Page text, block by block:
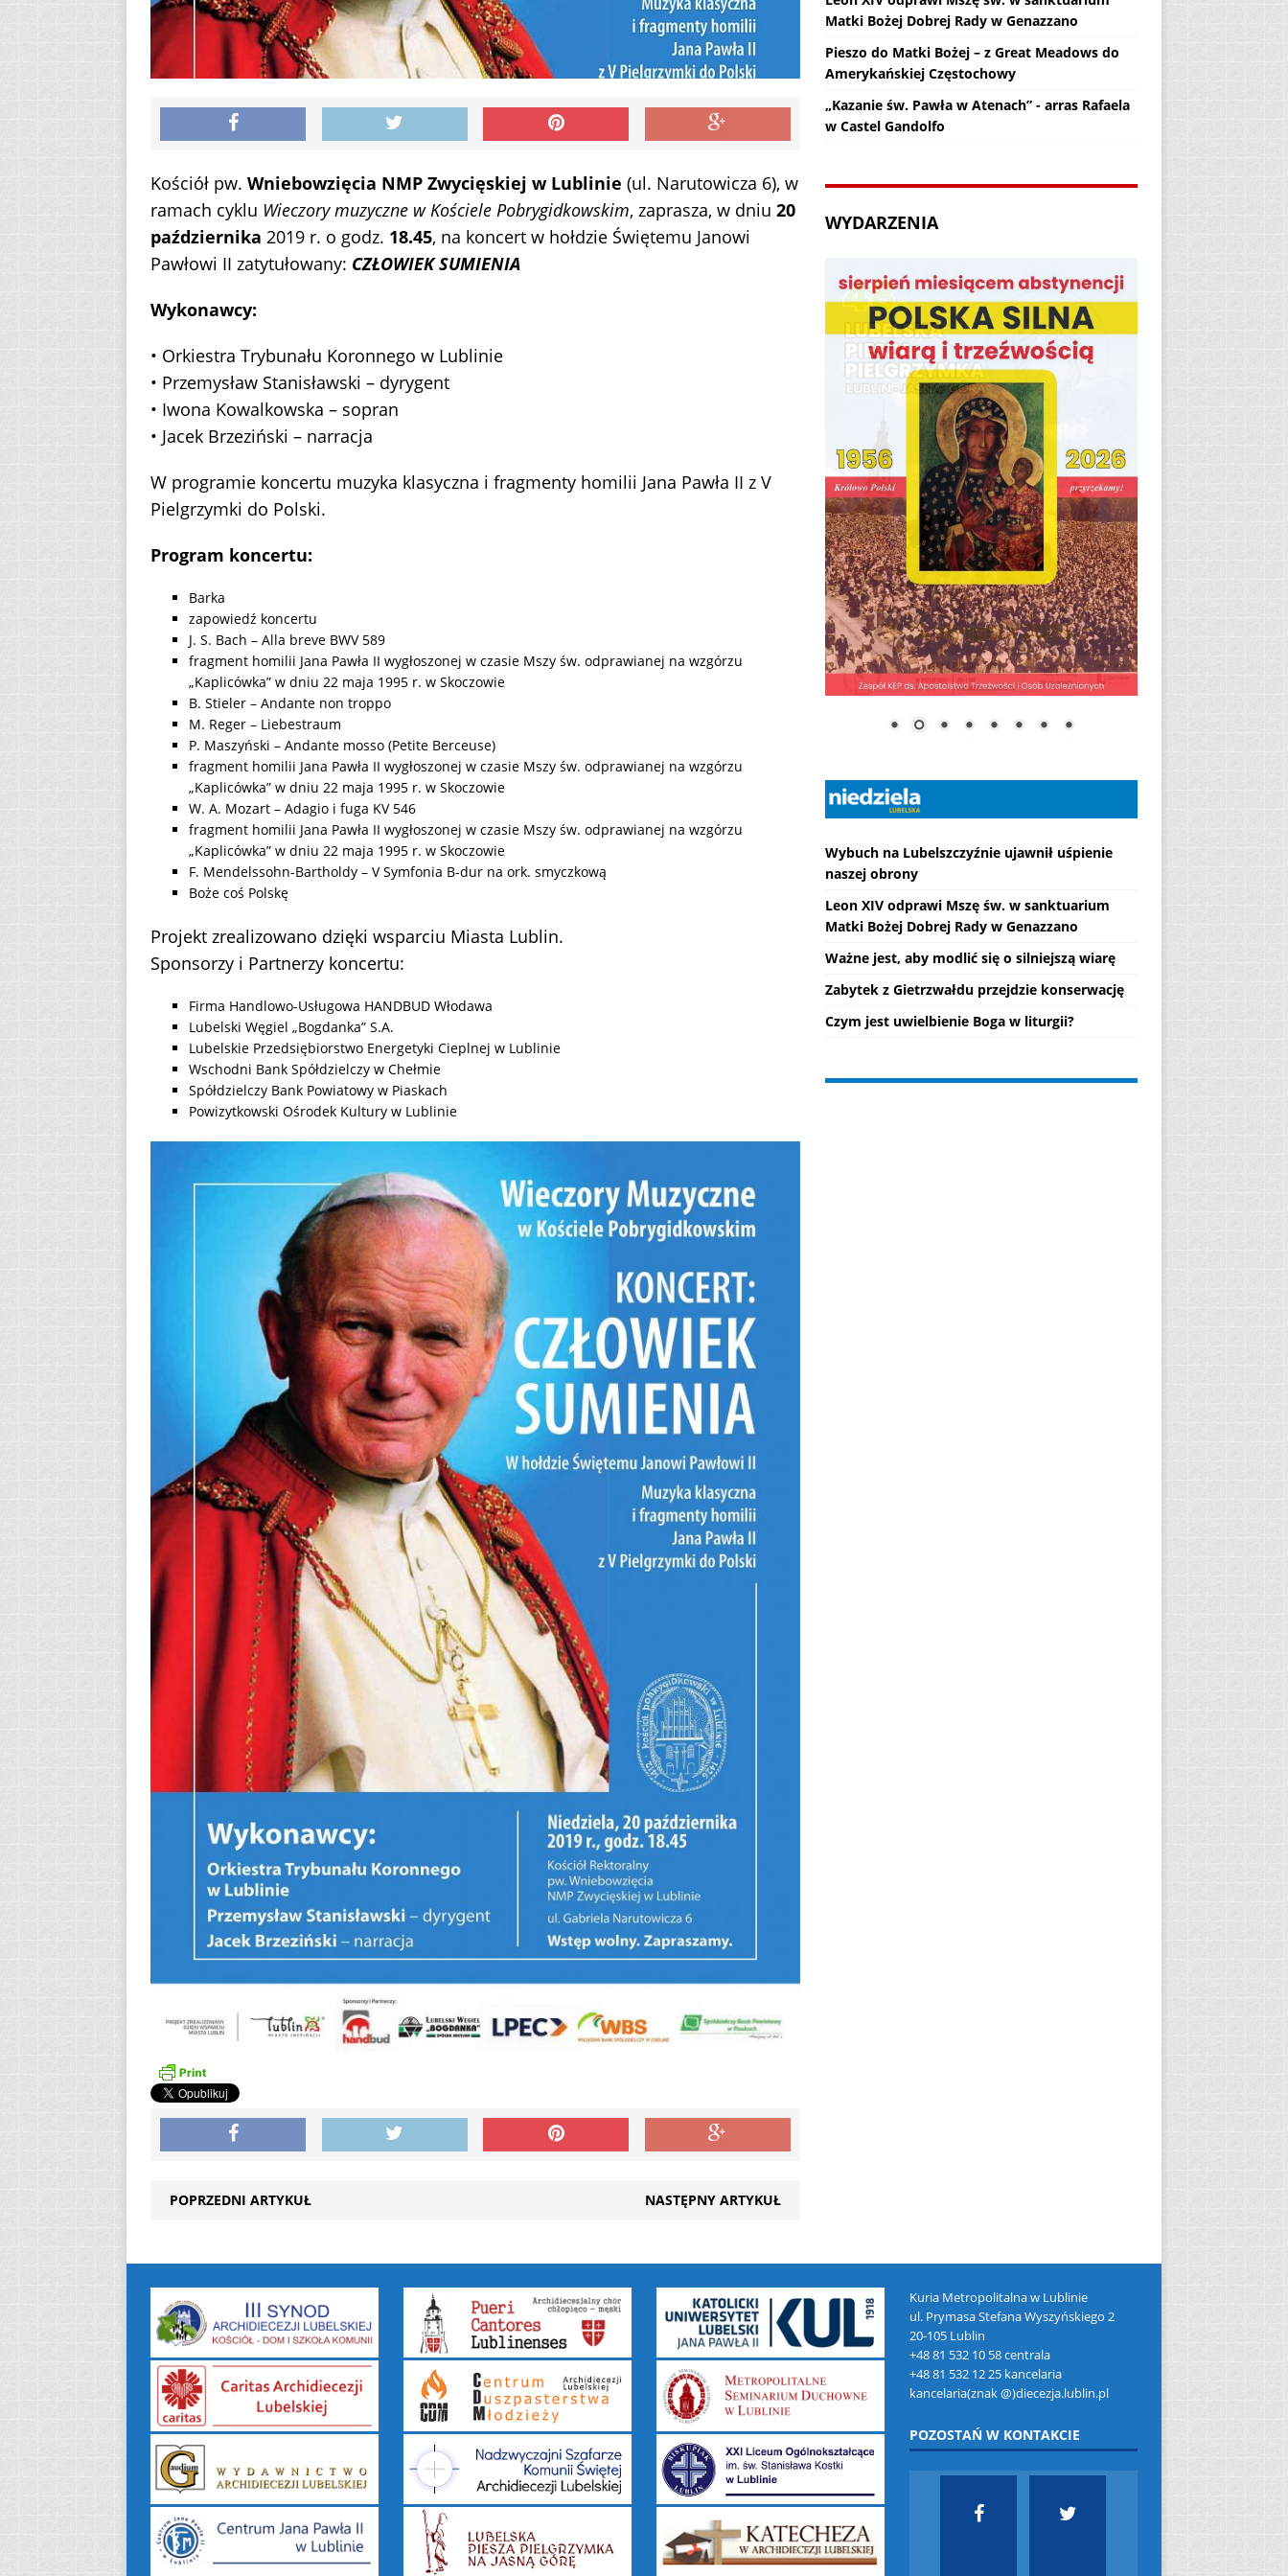
Kościół pw. Wniebowzięcia NMP Zwycięskiej w Lublinie (ul. Narutowicza 6), w
ramach cyklu Wieczory muzyczne w Kościele Pobrygidkowskim, zaprasza, w dniu 20
października 2019 r. o godz. 18.45, na koncert w hołdzie Świętemu Janowi
Pawłowi II zatytułowany: CZŁOWIEK SUMIENIA
Wykonawcy:
• Orkiestra Trybunału Koronnego w Lublinie
• Przemysław Stanisławski – dyrygent
• Iwona Kowalkowska – sopran
• Jacek Brzeziński – narracja
W programie koncertu muzyka klasyczna i fragmenty homilii Jana Pawła II z V
Pielgrzymki do Polski.
Program koncertu:
Barka
zapowiedź koncertu
J. S. Bach – Alla breve BWV 589
fragment homilii Jana Pawła II wygłoszonej w czasie Mszy św. odprawianej na wzgórzu
„Kaplicówka” w dniu 22 maja 1995 r. w Skoczowie
B. Stieler – Andante non troppo
M. Reger – Liebestraum
P. Maszyński – Andante mosso (Petite Berceuse)
fragment homilii Jana Pawła II wygłoszonej w czasie Mszy św. odprawianej na wzgórzu
„Kaplicówka” w dniu 22 maja 1995 r. w Skoczowie
W. A. Mozart – Adagio i fuga KV 546
fragment homilii Jana Pawła II wygłoszonej w czasie Mszy św. odprawianej na wzgórzu
„Kaplicówka” w dniu 22 maja 1995 r. w Skoczowie
F. Mendelssohn-Bartholdy – V Symfonia B-dur na ork. smyczkową
Boże coś Polskę
Projekt zrealizowano dzięki wsparciu Miasta Lublin.
Sponsorzy i Partnerzy koncertu:
Firma Handlowo-Usługowa HANDBUD Włodawa
Lubelski Węgiel „Bogdanka” S.A.
Lubelskie Przedsiębiorstwo Energetyki Cieplnej w Lublinie
Wschodni Bank Spółdzielczy w Chełmie
Spółdzielczy Bank Powiatowy w Piaskach
Powizytkowski Ośrodek Kultury w Lublinie
POPRZEDNI ARTYKUŁ NASTĘPNY ARTYKUŁ
Matki Bożej Dobrej Rady w Genazzano
Pieszo do Matki Bożej – z Great Meadows do
Amerykańskiej Częstochowy
„Kazanie św. Pawła w Atenach” - arras Rafaela
w Castel Gandolfo
WYDARZENIA
Wybuch na Lubelszczyźnie ujawnił uśpienie
naszej obrony
Leon XIV odprawi Mszę św. w sanktuarium
Matki Bożej Dobrej Rady w Genazzano
Ważne jest, aby modlić się o silniejszą wiarę
Zabytek z Gietrzwałdu przejdzie konserwację
Czym jest uwielbienie Boga w liturgii?
Kuria Metropolitalna w Lublinie
ul. Prymasa Stefana Wyszyńskiego 2
20-105 Lublin
+48 81 532 10 58 centrala
+48 81 532 12 25 kancelaria
kancelaria(znak @)diecezja.lublin.pl
POZOSTAŃ W KONTAKCIE